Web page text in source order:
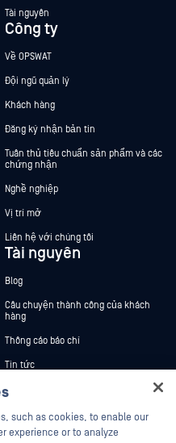
Tài nguyên
Công ty
Về OPSWAT
Đội ngũ quản lý
Khách hàng
Đăng ký nhận bản tin
Tuân thủ tiêu chuẩn sản phẩm và các
chứng nhận
Nghề nghiệp
Vị trí mở
Liên hệ với chúng tôi
Tài nguyên
Blog
Câu chuyện thành công của khách
hàng
Thông cáo báo chí
Tin tức
Sự kiện
Hội thảo trên trực tuyến
Datasheets
such as cookies, to enable our
experience or to analyze
virtual assistant.